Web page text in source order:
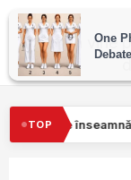
Skip
content
Amenda vine
TOP
O Pânză Albă